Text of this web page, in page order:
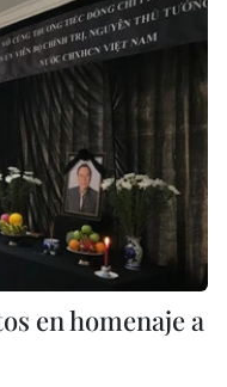
en homenaje a